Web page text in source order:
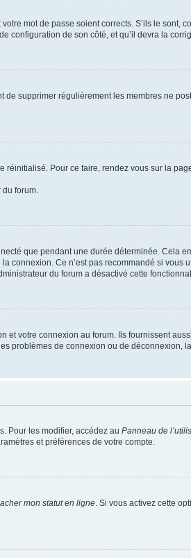
mot de passe soient corrects. S’ils le sont,
configuration de son côté, et qu’il devra la
supprimer régulièrement les membres ne
Pour ce faire, rendez vous sur la
forum.
que pendant une durée déterminée. Cela
la connexion. Ce n’est pas recommandé si
du forum a désactivé cette
votre connexion au forum. Ils fournissent
problèmes de connexion ou de déconnexion,
Pour les modifier, accédez au Panneau de
et préférences de votre compte.
mon statut en ligne . Si vous activez cette